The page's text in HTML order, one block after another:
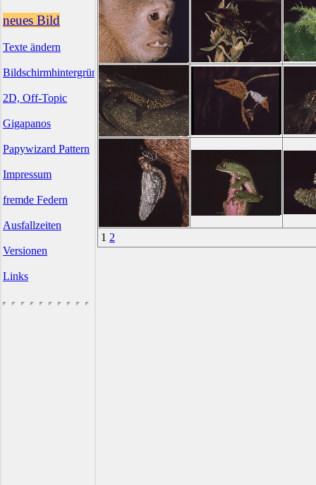
neues Bild
Texte ändern
Bildschirmhintergründe
2D, Off-Topic
Gigapanos
Papywizard Pattern
Impressum
fremde Federn
Ausfallzeiten
Versionen
Links
1 2